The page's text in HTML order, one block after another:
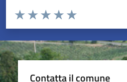
Valuta da 1 a 5 stelle la pagina
Valuta 5 stelle su
Valuta 4 stelle su 5
Valuta 3 stelle su 5
Valuta 2 stelle su 5
Valuta 1 stelle su 5
Contatta il comune